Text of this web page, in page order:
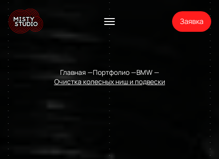
Заявка
Главная Портфолио
BMW
Очистка колесных ниш и подвески